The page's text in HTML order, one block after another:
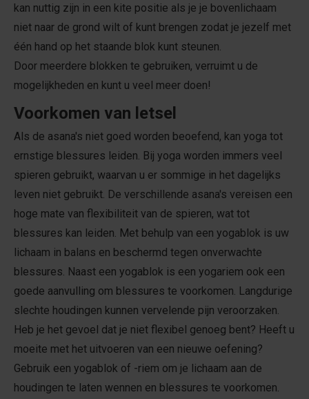
kan nuttig zijn in een kite positie als je je bovenlichaam
niet naar de grond wilt of kunt brengen zodat je jezelf met
één hand op het staande blok kunt steunen.
Door meerdere blokken te gebruiken, verruimt u de
mogelijkheden en kunt u veel meer doen!
Voorkomen van letsel
Als de asana's niet goed worden beoefend, kan yoga tot
ernstige blessures leiden. Bij yoga worden immers veel
spieren gebruikt, waarvan u er sommige in het dagelijks
leven niet gebruikt. De verschillende asana's vereisen een
hoge mate van flexibiliteit van de spieren, wat tot
blessures kan leiden. Met behulp van een yogablok is uw
lichaam in balans en beschermd tegen onverwachte
blessures. Naast een yogablok is een yogariem ook een
goede aanvulling om blessures te voorkomen. Langdurige
slechte houdingen kunnen vervelende pijn veroorzaken.
Heb je het gevoel dat je niet flexibel genoeg bent? Heeft u
moeite met het uitvoeren van een nieuwe oefening?
Gebruik een yogablok of -riem om je lichaam aan de
houdingen te laten wennen en blessures te voorkomen.